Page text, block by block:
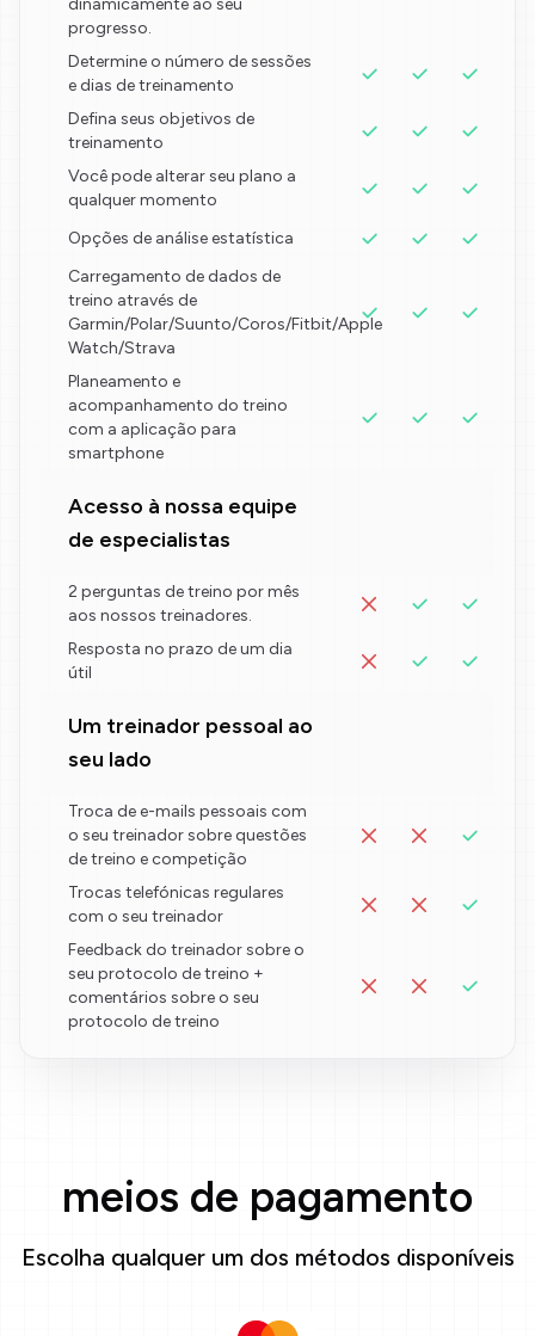
dinamicamente ao seu
progresso.
Determine o número de sessões
e dias de treinamento
Defina seus objetivos de
treinamento
Você pode alterar seu plano a
qualquer momento
Opções de análise estatística
Carregamento de dados de
treino através de
Garmin/Polar/Suunto/Coros/Fitbit/Apple
Watch/Strava
Planeamento e
acompanhamento do treino
com a aplicação para
smartphone
Acesso à nossa equipe
de especialistas
2 perguntas de treino por mês
aos nossos treinadores.
Resposta no prazo de um dia
útil
Um treinador pessoal ao
seu lado
Troca de e-mails pessoais com
o seu treinador sobre questões
de treino e competição
Trocas telefónicas regulares
com o seu treinador
Feedback do treinador sobre o
seu protocolo de treino +
comentários sobre o seu
protocolo de treino
meios de pagamento
Escolha qualquer um dos métodos disponíveis